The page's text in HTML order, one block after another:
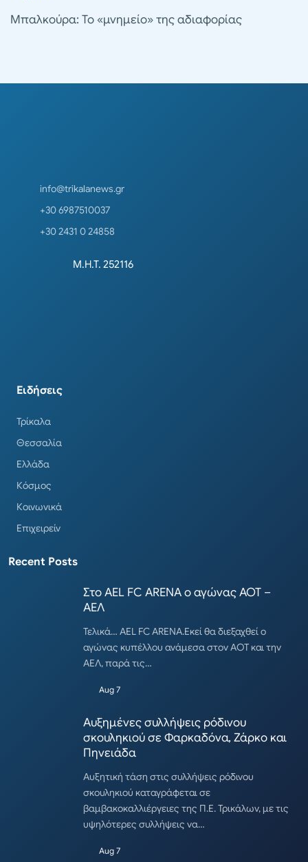
Μπαλκούρα: Το «μνημείο» της αδιαφορίας
info@trikalanews.gr
+30 6987510037
+30 2431 0 24858
Μ.Η.Τ. 252116
Ειδήσεις
Τρίκαλα
Θεσσαλία
Ελλάδα
Κόσμος
Κοινωνικά
Επιχειρείν
Recent Posts
Στο AEL FC ARENA ο αγώνας ΑΟΤ –
ΑΕΛ
Τελικά… AEL FC ARENA.Εκεί θα διεξαχθεί ο
αγώνας κυπέλλου ανάμεσα στον ΑΟΤ και την
ΑΕΛ, παρά τις…
Aug 7
Αυξημένες συλλήψεις ρόδινου
σκουληκιού σε Φαρκαδόνα, Ζάρκο και
Πηνειάδα
Αυξητική τάση στις συλλήψεις ρόδινου
σκουληκιού καταγράφεται σε
βαμβακοκαλλιέργειες της Π.Ε. Τρικάλων, με τις
υψηλότερες συλλήψεις να…
Aug 7